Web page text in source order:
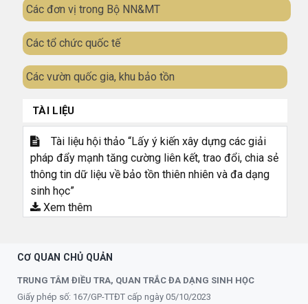
Các đơn vị trong Bộ NN&MT
Các tổ chức quốc tế
Các vườn quốc gia, khu bảo tồn
TÀI LIỆU
Tài liệu hội thảo “Lấy ý kiến xây dựng các giải
pháp đẩy mạnh tăng cường liên kết, trao đổi, chia sẻ
thông tin dữ liệu về bảo tồn thiên nhiên và đa dạng
sinh học”
Xem thêm
CƠ QUAN CHỦ QUẢN
TRUNG TÂM ĐIỀU TRA, QUAN TRẮC ĐA DẠNG SINH HỌC
Giấy phép số: 167/GP-TTĐT cấp ngày 05/10/2023